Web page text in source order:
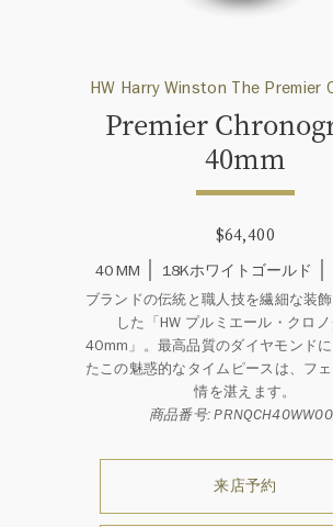
HW Harry Winston The Premier
Premier
40mm
$64,400
40 MM
18Kホワイトゴールド
ブランドの伝統と職人技を繊細な装
した「HW プルミエール・クロ
40mm」。最高品質のダイヤモンド
たこの魅惑的なタイムピースは、フ
情を湛えます。
商品番号:
来店予約